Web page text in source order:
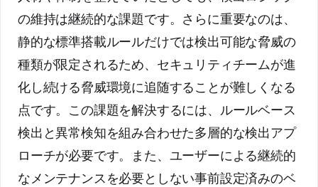
の維持は継続的な課題です。さらに重要なのは、
静的な標準搭載ルールだけでは検出可能な脅威の
種類が限定されるため、セキュリティチームが進
化し続ける脅威環境に追随することが難しくなる
点です。この課題を解決するには、ルールベース
検出と異常検知を組み合わせた多層的な検出アプ
ローチが必要です。また、ユーザーによる継続的
なメンテナンスを必要としない事前設定済みのベ